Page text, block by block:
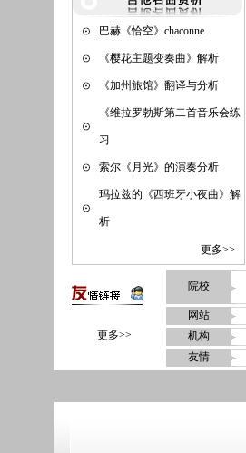
巴赫《恰空》chaconne
《樱花主题变奏曲》解析
《加州旅馆》翻译与分析
《维拉罗勃斯第二首音乐会练
习
索尔《月光》的演奏分析
玛拉兹的《西班牙小夜曲》解
析
更多>>
更多>>
院校
网站
机构
友情